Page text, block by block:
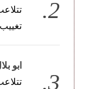
ابو